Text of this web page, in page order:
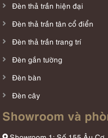
Đèn thả trần hiện đại
Đèn thả trần tân cổ điển
Đèn thả trần trang trí
Đèn gắn tường
Đèn bàn
Đèn cây
Showroom và